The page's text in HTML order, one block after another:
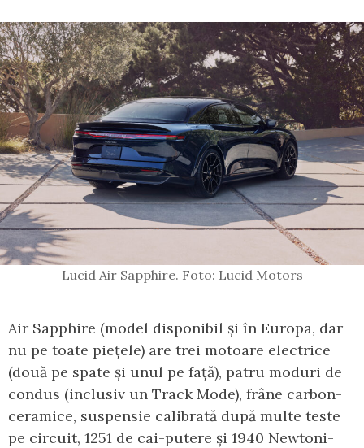
Lucid Air Sapphire. Foto: Lucid Motors
Air Sapphire (model disponibil și în Europa, dar
nu pe toate piețele) are trei motoare electrice
(două pe spate și unul pe față), patru moduri de
condus (inclusiv un Track Mode), frâne carbon-
ceramice, suspensie calibrată după multe teste
pe circuit, 1251 de cai-putere și 1940 Newtoni-